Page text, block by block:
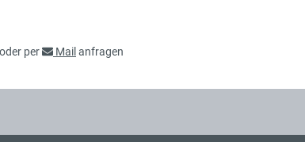
per Mail anfragen